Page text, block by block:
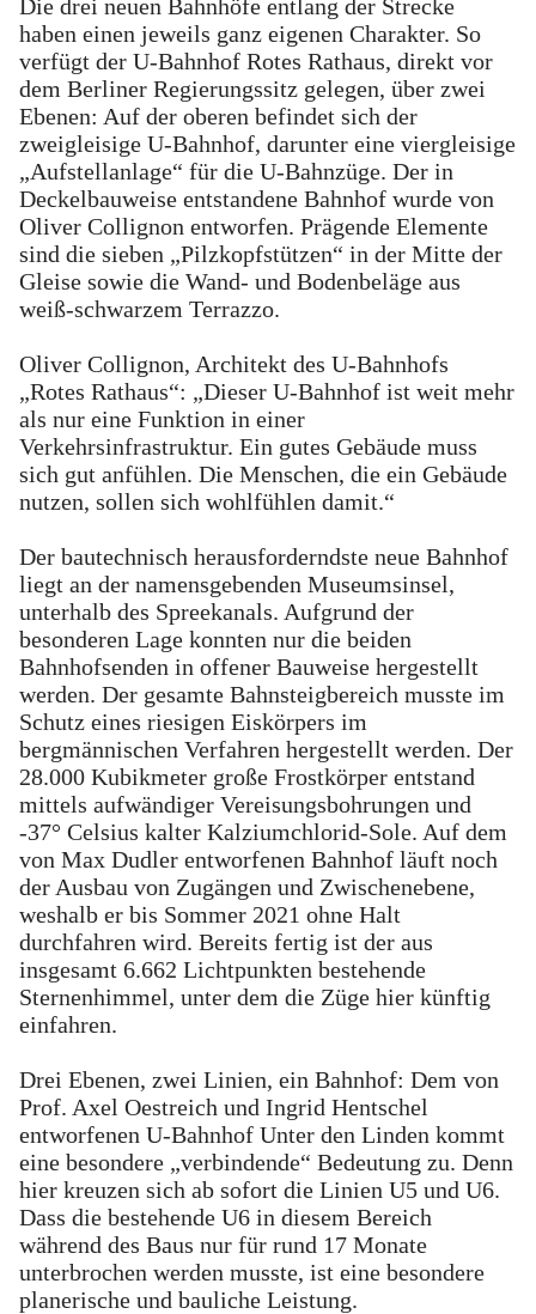
Die drei neuen Bahnhöfe entlang der Strecke
haben einen jeweils ganz eigenen Charakter. So
verfügt der U-Bahnhof Rotes Rathaus, direkt vor
dem Berliner Regierungssitz gelegen, über zwei
Ebenen: Auf der oberen befindet sich der
zweigleisige U-Bahnhof, darunter eine viergleisige
„Aufstellanlage“ für die U-Bahnzüge. Der in
Deckelbauweise entstandene Bahnhof wurde von
Oliver Collignon entworfen. Prägende Elemente
sind die sieben „Pilzkopfstützen“ in der Mitte der
Gleise sowie die Wand- und Bodenbeläge aus
weiß-schwarzem Terrazzo.
Oliver Collignon, Architekt des U-Bahnhofs
„Rotes Rathaus“: „Dieser U-Bahnhof ist weit mehr
als nur eine Funktion in einer
Verkehrsinfrastruktur. Ein gutes Gebäude muss
sich gut anfühlen. Die Menschen, die ein Gebäude
nutzen, sollen sich wohlfühlen damit.“
Der bautechnisch herausforderndste neue Bahnhof
liegt an der namensgebenden Museumsinsel,
unterhalb des Spreekanals. Aufgrund der
besonderen Lage konnten nur die beiden
Bahnhofsenden in offener Bauweise hergestellt
werden. Der gesamte Bahnsteigbereich musste im
Schutz eines riesigen Eiskörpers im
bergmännischen Verfahren hergestellt werden. Der
28.000 Kubikmeter große Frostkörper entstand
mittels aufwändiger Vereisungsbohrungen und
-37° Celsius kalter Kalziumchlorid-Sole. Auf dem
von Max Dudler entworfenen Bahnhof läuft noch
der Ausbau von Zugängen und Zwischenebene,
weshalb er bis Sommer 2021 ohne Halt
durchfahren wird. Bereits fertig ist der aus
insgesamt 6.662 Lichtpunkten bestehende
Sternenhimmel, unter dem die Züge hier künftig
einfahren.
Drei Ebenen, zwei Linien, ein Bahnhof: Dem von
Prof. Axel Oestreich und Ingrid Hentschel
entworfenen U-Bahnhof Unter den Linden kommt
eine besondere „verbindende“ Bedeutung zu. Denn
hier kreuzen sich ab sofort die Linien U5 und U6.
Dass die bestehende U6 in diesem Bereich
während des Baus nur für rund 17 Monate
unterbrochen werden musste, ist eine besondere
planerische und bauliche Leistung.